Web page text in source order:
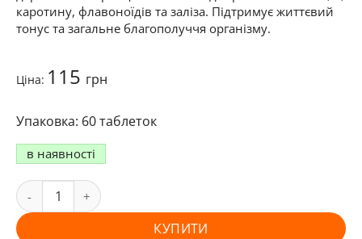
каротину, флавоноїдів та заліза. Підтримує життєвий
тонус та загальне благополуччя організму.
Ціна: 115 грн
60 таблеток
в наявності
КУПИТИ